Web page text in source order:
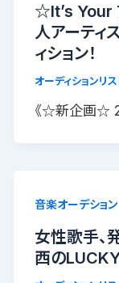
☆It’s Your
人アーティ
ィション！
オーディションリ
《☆新企画☆
音楽オーデション
女性歌手、
西の